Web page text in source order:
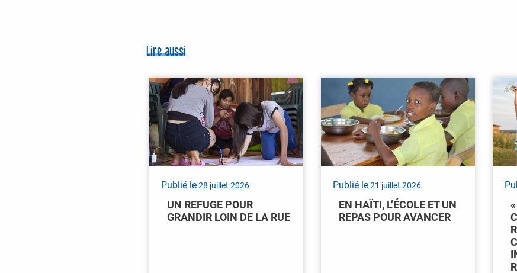
Lire aussi
Publié le28 juillet 2026
UN REFUGE POUR
GRANDIR LOIN DE LA RUE
Publié le21 juillet 2026
EN HAÏTI, L’ÉCOLE ET UN
REPAS POUR AVANCER